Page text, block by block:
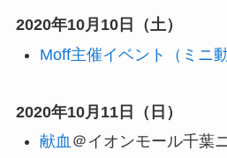
2020年10月10日（土）
Moff主催イベント（ミニ動
2020年10月11日（日）
献血 ＠イオンモール千葉